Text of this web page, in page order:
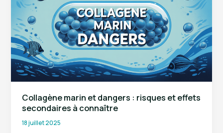
recommandés
selon
votre
profil
Collagène marin et dangers : risques et effets
secondaires à connaître
18 juillet 2025